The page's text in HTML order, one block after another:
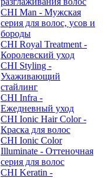
CHI Man - Мужская
серия для волос, усов и
бороды
CHI Royal Treatment -
Королевский уход
CHI Styling -
Ухаживающий
стайлинг
CHI Infra -
Ежедневный уход
CHI Ionic Hair Color -
Краска для волос
CHI Ionic Color
Illuminate - Оттеночная
серия для волос
CHI Keratin -